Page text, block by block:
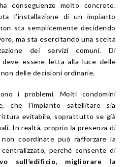
conseguenze molto concrete.
l’installazione di un impianto
sta semplicemente decidendo
ma sta esercitando una scelta
dei servizi comuni. Di
deve essere letta alla luce delle
delle decisioni ordinarie.
i problemi. Molti condomini
che l’impianto satellitare sia
evitabile, soprattutto se già
In realtà, proprio la presenza di
coordinate può rafforzare la
perché consente di
sull’edificio, migliorare la